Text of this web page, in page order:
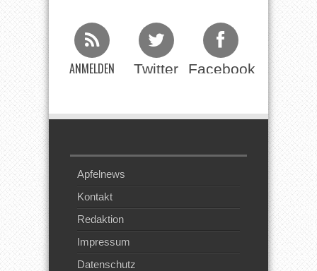
ANMELDEN Twitter Facebook
Apfelnews
Kontakt
Redaktion
Impressum
Datenschutz